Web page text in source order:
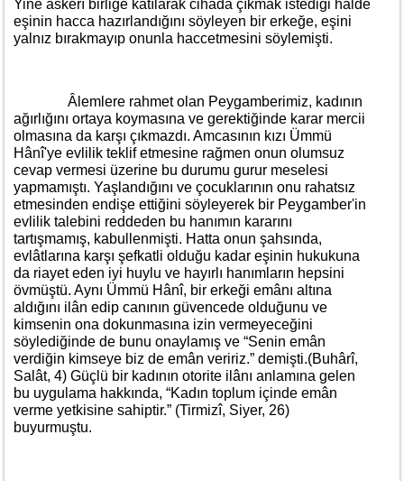
Yine askerî birliğe katılarak cihada çıkmak istediği hâlde
eşinin hacca hazırlandığını söyleyen bir erkeğe, eşini
yalnız bırakmayıp onunla haccetmesini söylemişti.
Âlemlere rahmet olan Peygamberimiz, kadının
ağırlığını ortaya koymasına ve gerektiğinde karar mercii
olmasına da karşı çıkmazdı. Amcasının kızı Ümmü
Hânî'ye evlilik teklif etmesine rağmen onun olumsuz
cevap vermesi üzerine bu durumu gurur meselesi
yapmamıştı. Yaşlandığını ve çocuklarının onu rahatsız
etmesinden endişe ettiğini söyleyerek bir Peygamber'in
evlilik talebini reddeden bu hanımın kararını
tartışmamış, kabullenmişti. Hatta onun şahsında,
evlâtlarına karşı şefkatli olduğu kadar eşinin hukukuna
da riayet eden iyi huylu ve hayırlı hanımların hepsini
övmüştü. Aynı Ümmü Hânî, bir erkeği emânı altına
aldığını ilân edip canının güvencede olduğunu ve
kimsenin ona dokunmasına izin vermeyeceğini
söylediğinde de bunu onaylamış ve “Senin emân
verdiğin kimseye biz de emân veririz.” demişti.(Buhârî,
Salât, 4) Güçlü bir kadının otorite ilânı anlamına gelen
bu uygulama hakkında, “Kadın toplum içinde emân
verme yetkisine sahiptir.” (Tirmizî, Siyer, 26)
buyurmuştu.